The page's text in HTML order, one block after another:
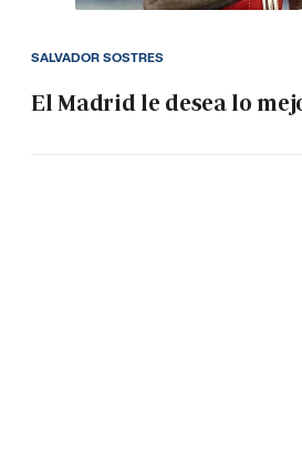
El Madrid le desea lo
SALVADOR SOSTRES